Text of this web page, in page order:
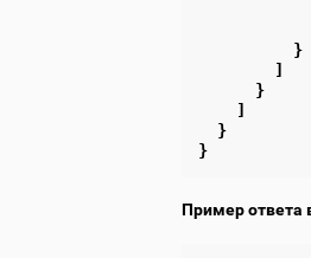
}
]
}
]
}
}
Пример ответа